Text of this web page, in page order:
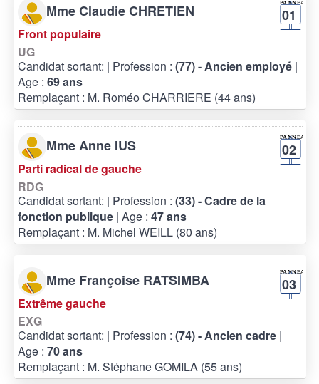
Mme Claudie CHRETIEN 01
Front populaire
UG
Candidat sortant: | Profession : (77) - Ancien employé |
Age : 69 ans
Remplaçant : M. Roméo CHARRIERE (44 ans)
Mme Anne IUS 02
Parti radical de gauche
RDG
Candidat sortant: | Profession : (33) - Cadre de la
fonction publique | Age : 47 ans
Remplaçant : M. Michel WEILL (80 ans)
Mme Françoise RATSIMBA 03
Extrême gauche
EXG
Candidat sortant: | Profession : (74) - Ancien cadre |
Age : 70 ans
Remplaçant : M. Stéphane GOMILA (55 ans)